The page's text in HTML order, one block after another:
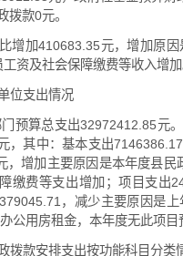
拨款0元。
增加410683.35元，增加原
资及社会保障缴费等收入增加
位支出情况
预算总支出32972412.85元
，其中：基本支出
，增加主要原因是本年度县民
缴费等支出增加；项目支出
，减少主要原因是
公用房租金，本年度无此项目
拨款安排支出按功能科目分类